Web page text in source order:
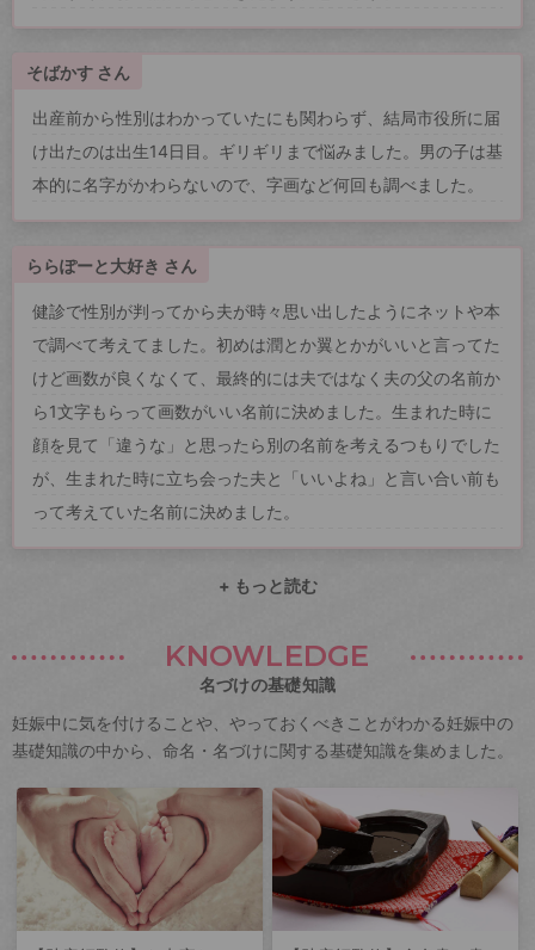
そばかす さん
出産前から性別はわかっていたにも関わらず、結局市役所に届
け出たのは出生14日目。ギリギリまで悩みました。男の子は基
本的に名字がかわらないので、字画など何回も調べました。
ららぽーと大好き さん
健診で性別が判ってから夫が時々思い出したようにネットや本
で調べて考えてました。初めは潤とか翼とかがいいと言ってた
けど画数が良くなくて、最終的には夫ではなく夫の父の名前か
ら1文字もらって画数がいい名前に決めました。生まれた時に
顔を見て「違うな」と思ったら別の名前を考えるつもりでした
が、生まれた時に立ち会った夫と「いいよね」と言い合い前も
って考えていた名前に決めました。
+ もっと読む
KNOWLEDGE
名づけの基礎知識
妊娠中に気を付けることや、やっておくべきことがわかる妊娠中の
基礎知識の中から、命名・名づけに関する基礎知識を集めました。